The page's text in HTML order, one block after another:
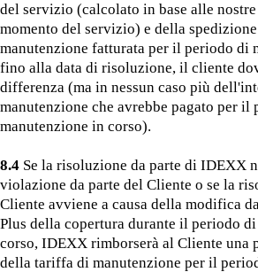
del servizio (calcolato in base alle
momento del servizio) e della
manutenzione fatturata per il periodo di
fino alla data di risoluzione, il cliente
differenza (ma in nessun caso più
manutenzione che avrebbe pagato per il
manutenzione in corso).
8.4 Se la risoluzione da parte di IDEXX
violazione da parte del Cliente o se la
Cliente avviene a causa della modifica
Plus della copertura durante il periodo
corso, IDEXX rimborserà al Cliente una
della tariffa di manutenzione per il